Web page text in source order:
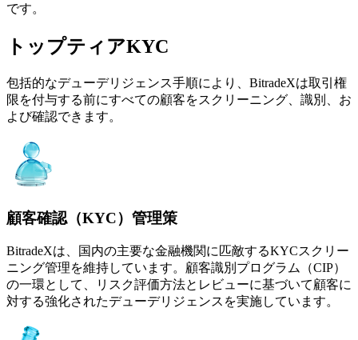
です。
トップティアKYC
包括的なデューデリジェンス手順により、BitradeXは取引権
限を付与する前にすべての顧客をスクリーニング、識別、お
よび確認できます。
顧客確認（KYC）管理策
BitradeXは、国内の主要な金融機関に匹敵するKYCスクリー
ニング管理を維持しています。顧客識別プログラム（CIP）
の一環として、リスク評価方法とレビューに基づいて顧客に
対する強化されたデューデリジェンスを実施しています。